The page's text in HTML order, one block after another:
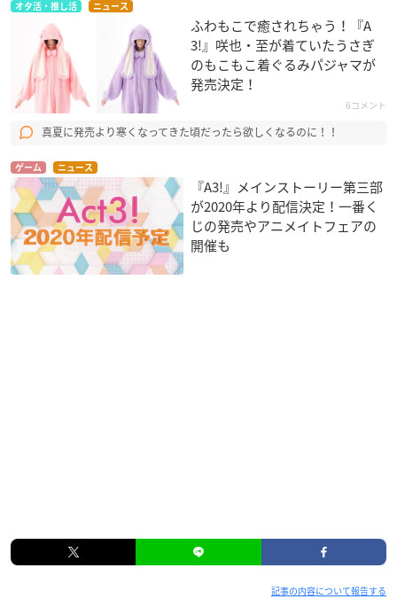
オタ活・推し活 ニュース
ふわもこで癒されちゃう！『A
3!』咲也・至が着ていたうさぎ
のもこもこ着ぐるみパジャマが
発売決定！
6コメント
真夏に発売より寒くなってきた頃だったら欲しくなるのに！！
ゲーム ニュース
『A3!』メインストーリー第三部
が2020年より配信決定！一番く
じの発売やアニメイトフェアの
開催も
記事の内容について報告する